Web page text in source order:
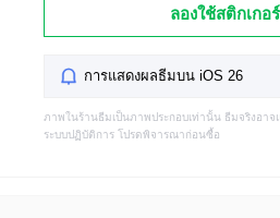
ลองใช้สติกเก
การแสดงผลธีมบน iOS 26
ภาพในร้านธีมเป็นภาพประกอบเท่านั้น ธีมจริงอา
ระบบปฏิบัติการ โปรดพิจารณาก่อนซื้อ